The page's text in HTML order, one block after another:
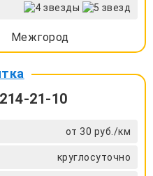
Межгород
21-10
от 30 руб./км
круглосуточно